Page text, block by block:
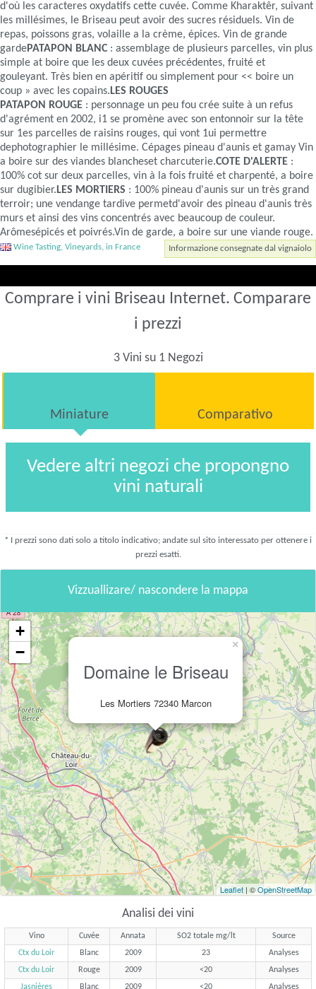
d'où les caracteres oxydatifs cette cuvée. Comme Kharaktêr, suivant
les millésimes, le Briseau peut avoir des sucres résiduels. Vin de
repas, poissons gras, volaille a la crème, épices. Vin de grande
gardePATAPON BLANC : assemblage de plusieurs parcelles, vin plus
simple at boire que les deux cuvées précédentes, fruité et
gouleyant. Très bien en apéritif ou simplement pour << boire un
coup » avec les copains.LES ROUGES
PATAPON ROUGE : personnage un peu fou crée suite à un refus
d'agrément en 2002, i1 se promène avec son entonnoir sur la tête
sur 1es parcelles de raisins rouges, qui vont 1ui permettre
dephotographier le millésime. Cépages pineau d'aunis et gamay Vin
a boire sur des viandes blancheset charcuterie.COTE D'ALERTE :
100% cot sur deux parcelles, vin à la fois fruité et charpenté, a boire
sur dugibier.LES MORTIERS : 100% pineau d'aunis sur un très grand
terroir; une vendange tardive permetd'avoir des pineau d'aunis très
murs et ainsi des vins concentrés avec beaucoup de couleur.
Arômesépicés et poivrés.Vin de garde, a boire sur une viande rouge.
Informazione consegnate dal vignaiolo
Wine Tasting, Vineyards, in France
Comprare i vini Briseau Internet. Comparare
i prezzi
3 Vini su 1 Negozi
Miniature Comparativo
Vedere altri negozi che propongno
vini naturali
* I prezzi sono dati solo a titolo indicativo; andate sul sito interessato per ottenere i
prezzi esatti.
Vizzuallizare/ nascondere la mappa
Domaine le Briseau
Les Mortiers 72340 Marcon
×
+
−
Leaflet | ©OpenStreetMap
Analisi dei vini
Vino Cuvée Annata SO2 totale mg/lt
Source
Ctx du Loir
Blanc 2009 23
Analyses
Ctx du Loir
Rouge 2009 <20
Analyses
Jasnières
Blanc 2009 <20 Analyses